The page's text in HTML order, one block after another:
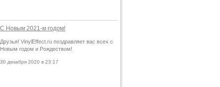
С Новым 2021-м годом!
Друзья! VinylEffect.ru поздравляет вас всех с
Новым годом и Рождеством!
30 декабря 2020 в 23:17